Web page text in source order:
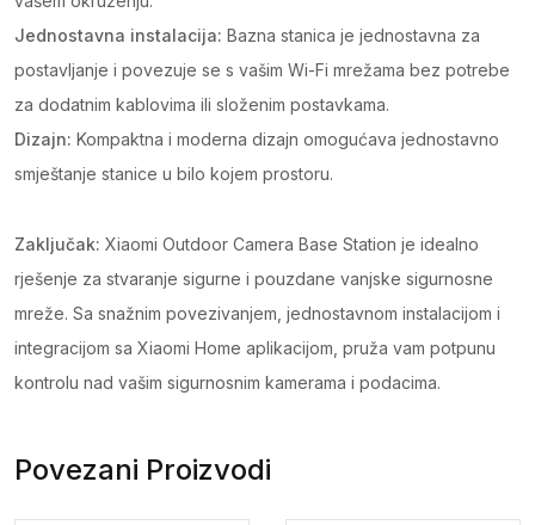
Jednostavna instalacija: Bazna stanica je jednostavna za
postavljanje i povezuje se s vašim Wi-Fi mrežama bez potrebe
za dodatnim kablovima ili složenim postavkama.
Dizajn: Kompaktna i moderna dizajn omogućava jednostavno
smještanje stanice u bilo kojem prostoru.
Zaključak: Xiaomi Outdoor Camera Base Station je idealno
rješenje za stvaranje sigurne i pouzdane vanjske sigurnosne
mreže. Sa snažnim povezivanjem, jednostavnom instalacijom i
integracijom sa Xiaomi Home aplikacijom, pruža vam potpunu
kontrolu nad vašim sigurnosnim kamerama i podacima.
Povezani Proizvodi